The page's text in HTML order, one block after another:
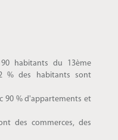
habitants du 13ème
% des habitants sont
90 % d'appartements et
des commerces, des